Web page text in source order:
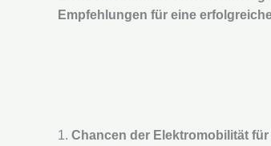
Empfehlungen für eine
1. Chancen der Elektromobilität